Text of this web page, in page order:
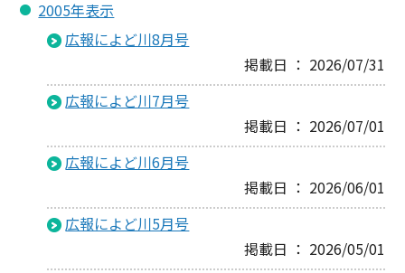
2005年表示
広報によど川8月号
掲載日 ： 2026/07/31
広報によど川7月号
掲載日 ： 2026/07/01
広報によど川6月号
掲載日 ： 2026/06/01
広報によど川5月号
掲載日 ： 2026/05/01